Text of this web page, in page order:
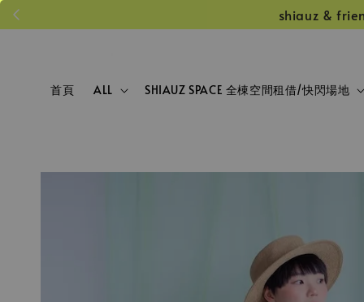
shiauz &
首頁 ALL SHIAUZ SPACE 全棟空間租借/快閃場地